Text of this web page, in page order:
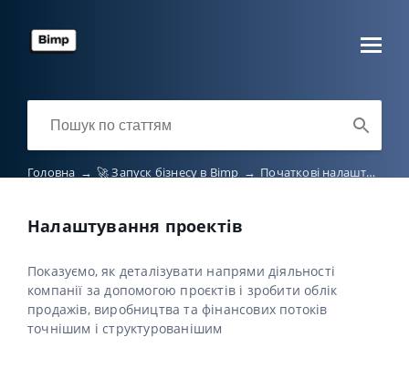
Головна → 🚀 Запуск бізнесу в Bimp → Початкові налаштування
Налаштування проектів
Показуємо, як деталізувати напрями діяльності
компанії за допомогою проєктів і зробити облік
продажів, виробництва та фінансових потоків
точнішим і структурованішим